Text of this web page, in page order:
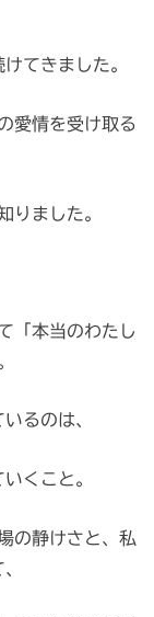
てきました。
愛情を受け取る
りました。
「本当のわたし
るのは、
くこと。
の静けさと、私